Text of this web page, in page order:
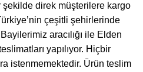
direk müşterilere kargo
çeşitli şehirlerinde
aracılığı ile Elden
yapılıyor. Hiçbir
istenmemektedir. Ürün teslim